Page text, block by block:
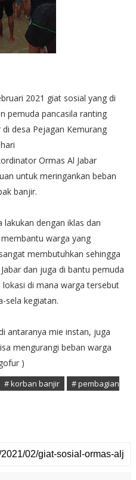
2021 giat sosial yang di
pemuda pancasila ranting
desa Pejagan Kemurang
Ormas Al Jabar
untuk meringankan beban
banjir.
dengan iklas dan
warga yang
membutuhkan sehingga
dan juga di bantu pemuda
di mana warga tersebut
sela kegiatan.
antaranya mie instan, juga
mengurangi beban warga
)
# korban banjir
# pembagian